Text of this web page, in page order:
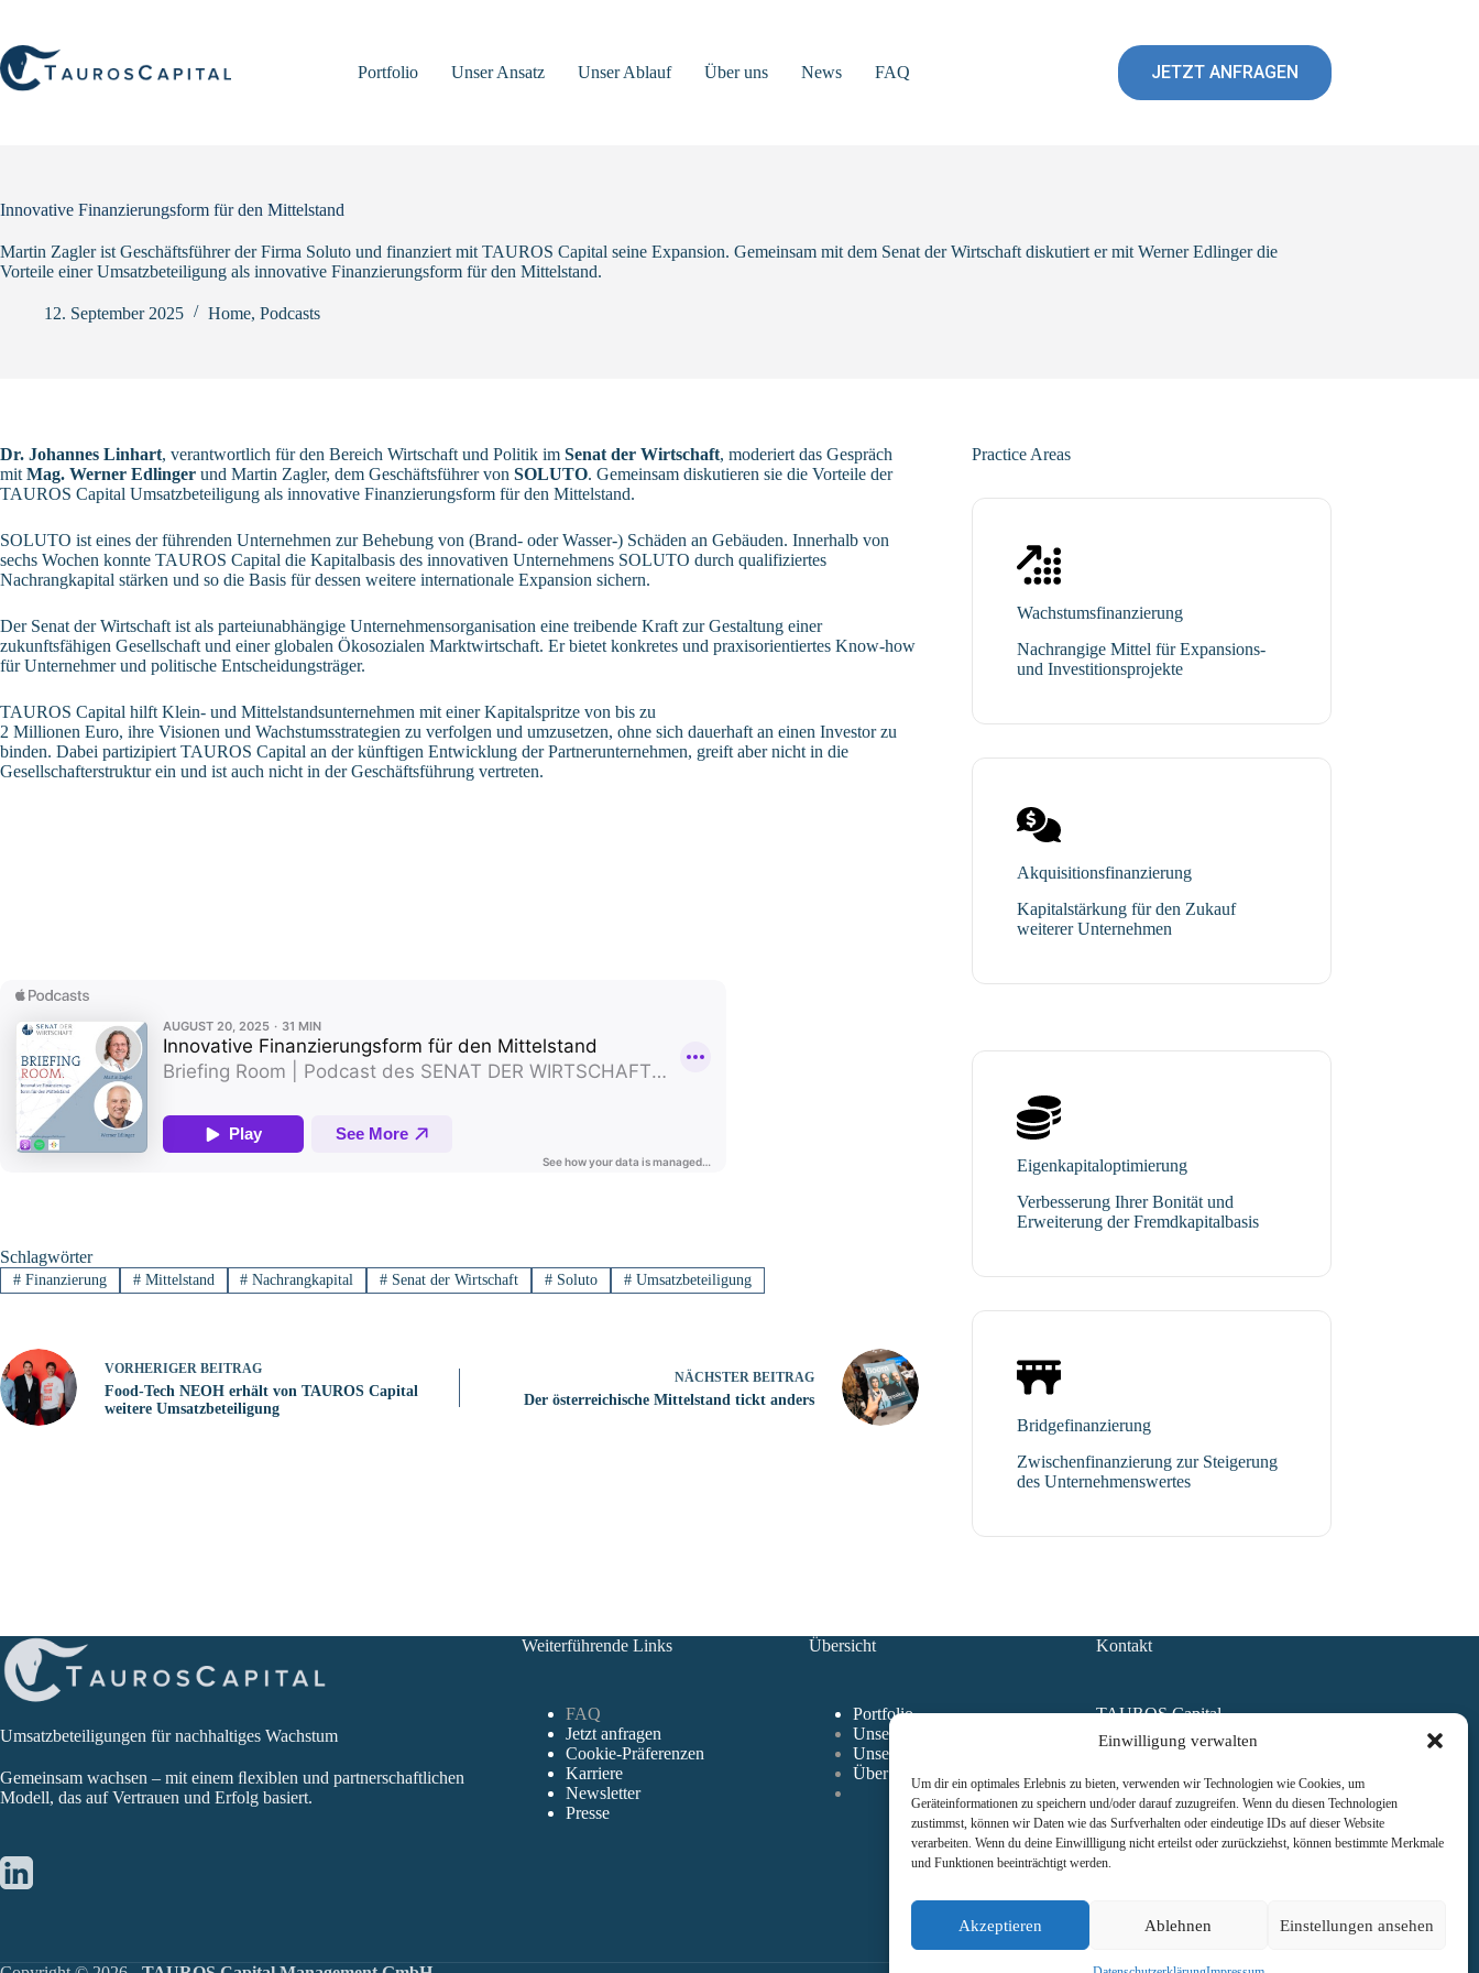
Einwilligung verwalten
Um dir ein optimales Erlebnis zu bieten, verwenden wir Technologien wie Cookies, um
Geräteinformationen zu speichern und/oder darauf zuzugreifen. Wenn du diesen Technologien
zustimmst, können wir Daten wie das Surfverhalten oder eindeutige IDs auf dieser Website
verarbeiten. Wenn du deine Einwillligung nicht erteilst oder zurückziehst, können bestimmte Merkmale
und Funktionen beeinträchtigt werden.
Akzeptieren Ablehnen Einstellungen ansehen
springen
Portfolio
Unser Ansatz Unser Ablauf Über uns News FAQ JETZT ANFRAGEN
Innovative Finanzierungsform für den Mittelstand
Martin Zagler ist Geschäftsführer der Firma Soluto und finanziert mit TAUROS Capital seine Expansion. Gemeinsam mit dem Senat der Wirtschaft diskutiert er mit Werner Edlinger die
Vorteile einer Umsatzbeteiligung als innovative Finanzierungsform für den Mittelstand.
12. September 2025 Home, Podcasts
Dr. Johannes Linhart, verantwortlich für den Bereich Wirtschaft und Politik im Senat der Wirtschaft, moderiert das Gespräch
mit Mag. Werner Edlinger und Martin Zagler, dem Geschäftsführer von SOLUTO. Gemeinsam diskutieren sie die Vorteile der
TAUROS Capital Umsatzbeteiligung als innovative Finanzierungsform für den Mittelstand.
SOLUTO ist eines der führenden Unternehmen zur Behebung von (Brand- oder Wasser-) Schäden an Gebäuden. Innerhalb von
sechs Wochen konnte TAUROS Capital die Kapitalbasis des innovativen Unternehmens SOLUTO durch qualifiziertes
Nachrangkapital stärken und so die Basis für dessen weitere internationale Expansion sichern.
Der Senat der Wirtschaft ist als parteiunabhängige Unternehmensorganisation eine treibende Kraft zur Gestaltung einer
zukunftsfähigen Gesellschaft und einer globalen Ökosozialen Marktwirtschaft. Er bietet konkretes und praxisorientiertes Know-how
für Unternehmer und politische Entscheidungsträger.
TAUROS Capital hilft Klein- und Mittelstandsunternehmen mit einer Kapitalspritze von bis zu
2 Millionen Euro, ihre Visionen und Wachstumsstrategien zu verfolgen und umzusetzen, ohne sich dauerhaft an einen Investor zu
binden. Dabei partizipiert TAUROS Capital an der künftigen Entwicklung der Partnerunternehmen, greift aber nicht in die
Gesellschafterstruktur ein und ist auch nicht in der Geschäftsführung vertreten.
Schlagwörter
#Finanzierung #Mittelstand # Nachrangkapital # Senat der Wirtschaft # Soluto #Umsatzbeteiligung
VORHERIGER BEITRAG
Food-Tech NEOH erhält von TAUROS Capital
weitere Umsatzbeteiligung
NÄCHSTER BEITRAG
Der österreichische Mittelstand tickt anders
Practice Areas
Wachstumsfinanzierung
Nachrangige Mittel für Expansions-
und Investitionsprojekte
Akquisitionsfinanzierung
Kapitalstärkung für den Zukauf
weiterer Unternehmen
Eigenkapitaloptimierung
Verbesserung Ihrer Bonität und
Erweiterung der Fremdkapitalbasis
Bridgefinanzierung
Zwischenfinanzierung zur Steigerung
des Unternehmenswertes
Umsatzbeteiligungen für nachhaltiges Wachstum
Gemeinsam wachsen – mit einem ﬂexiblen und partnerschaftlichen
Modell, das auf Vertrauen und Erfolg basiert.
Weiterführende Links
FAQ
Jetzt anfragen
Cookie-Präferenzen
Karriere
Newsletter
Presse
Übersicht
Portfolio
Unser Ansatz
Unser Ablauf
Über uns
Kontakt
TAUROS Capital
Management GmbH
1100 Wien, Am Belvedere 1
Handelsgericht Wien
UID ATU73397013
office@tauroscapital.com